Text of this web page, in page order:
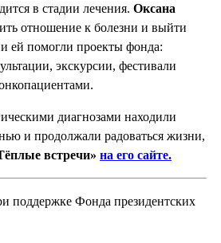
в стадии лечения. Оксана
отношение к болезни и выйти
ей помогли проекты фонда:
экскурсии, фестивали
диагнозами находили
и продолжали радоваться жизни,
встречи» на его сайте.
поддержке Фонда президентских